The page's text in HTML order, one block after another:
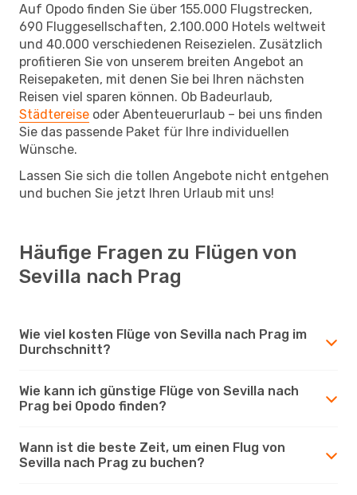
Auf Opodo finden Sie über 155.000 Flugstrecken,
690 Fluggesellschaften, 2.100.000 Hotels weltweit
und 40.000 verschiedenen Reisezielen. Zusätzlich
profitieren Sie von unserem breiten Angebot an
Reisepaketen, mit denen Sie bei Ihren nächsten
Reisen viel sparen können. Ob Badeurlaub,
Städtereise oder Abenteuerurlaub – bei uns finden
Sie das passende Paket für Ihre individuellen
Wünsche.
Lassen Sie sich die tollen Angebote nicht entgehen
und buchen Sie jetzt Ihren Urlaub mit uns!
Häufige Fragen zu Flügen von
Sevilla nach Prag
Wie viel kosten Flüge von Sevilla nach Prag im
Durchschnitt?
Wie kann ich günstige Flüge von Sevilla nach
Prag bei Opodo finden?
Wann ist die beste Zeit, um einen Flug von
Sevilla nach Prag zu buchen?